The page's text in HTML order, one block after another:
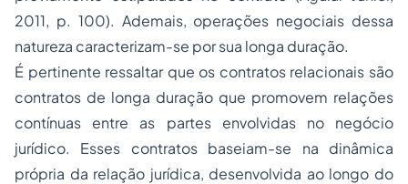
2011, p. 100). Ademais, operações negociais dessa
natureza caracterizam-se por sua longa duração.
É pertinente ressaltar que os contratos relacionais são
contratos de longa duração que promovem relações
contínuas entre as partes envolvidas no negócio
jurídico. Esses contratos baseiam-se na dinâmica
própria da relação jurídica, desenvolvida ao longo do